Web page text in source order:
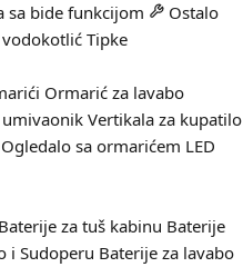
sa bide funkcijom
Ostalo
Tipke
Ormarić za lavabo
umivaonik Vertikala za kupatilo
Ogledalo sa ormarićem LED
Baterije za tuš kabinu Baterije
i Sudoperu Baterije za lavabo